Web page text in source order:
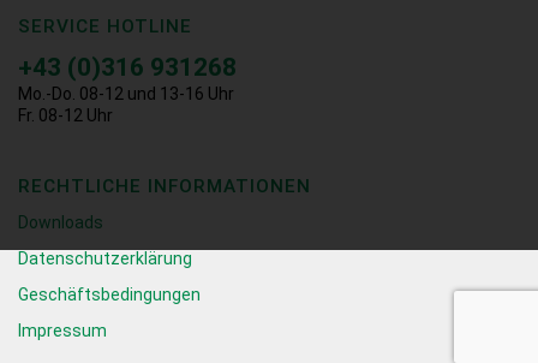
SERVICE HOTLINE
+43 (0)316 931268
Mo.-Do. 08-12 und 13-16 Uhr
Fr. 08-12 Uhr
RECHTLICHE INFORMATIONEN
Downloads
Datenschutzerklärung
Geschäftsbedingungen
Impressum